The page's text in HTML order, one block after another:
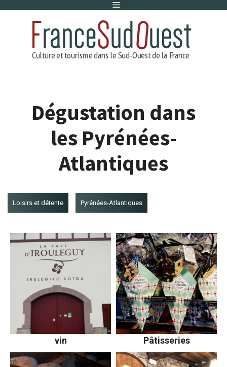
Menu
Dégustation dans
les Pyrénées-
Atlantiques
Loisirs et détente Pyrénées-Atlantiques
vin Pâtisseries